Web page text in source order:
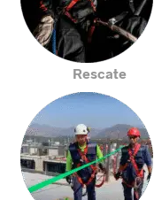
Rescate